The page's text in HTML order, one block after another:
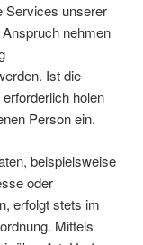
Services unserer
nehmen
Ist die
holen
Person ein.
beispielsweise
oder
erfolgt stets im
Mittels